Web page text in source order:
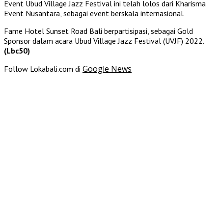
Event Ubud Village Jazz Festival ini telah lolos dari Kharisma
Event Nusantara, sebagai event berskala internasional.
Fame Hotel Sunset Road Bali berpartisipasi, sebagai Gold
Sponsor dalam acara Ubud Village Jazz Festival (UVJF) 2022.
(Lbc50)
Follow Lokabali.com di Google News